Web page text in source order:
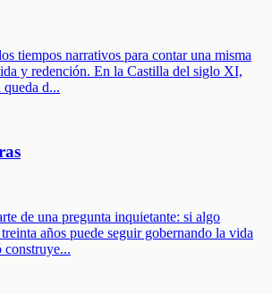
tiempos narrativos para contar una misma
y redención. En la Castilla del siglo XI,
queda d...
de una pregunta inquietante: si algo
años puede seguir gobernando la vida
construye...